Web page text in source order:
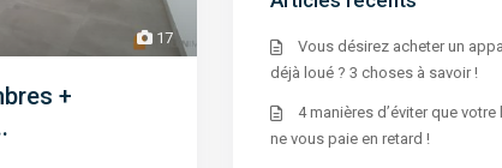
17
+
v
:
Vous désirez acheter un
déjà loué ? 3 choses à savoir !
4 manières d’éviter que
ne vous paie en retard !